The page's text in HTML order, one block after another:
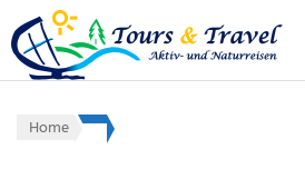
Home